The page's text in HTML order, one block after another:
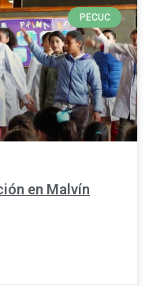
PECUC
en Malvín